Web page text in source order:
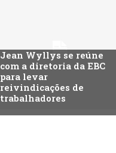
Jean Wyllys se reúne
com a diretoria da EBC
para levar
reivindicações de
trabalhadores